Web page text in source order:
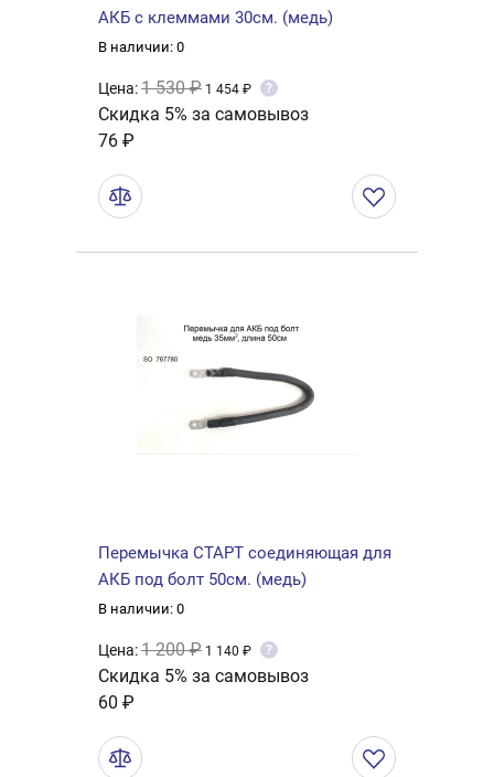
АКБ с клеммами 30см. (медь)
В наличии: 0
Цена:1 530 ₽ 1 454 ₽ ?
Скидка 5% за самовывоз
76 ₽
Перемычка СТАРТ соединяющая для
АКБ под болт 50см. (медь)
В наличии: 0
Цена:1 200 ₽ 1 140 ₽ ?
Скидка 5% за самовывоз
60 ₽